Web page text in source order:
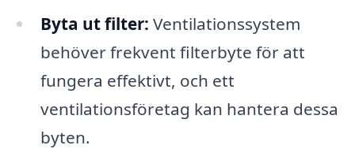
Byta ut filter: Ventilationssystem
behöver frekvent filterbyte för att
fungera effektivt, och ett
ventilationsföretag kan hantera dessa
byten.